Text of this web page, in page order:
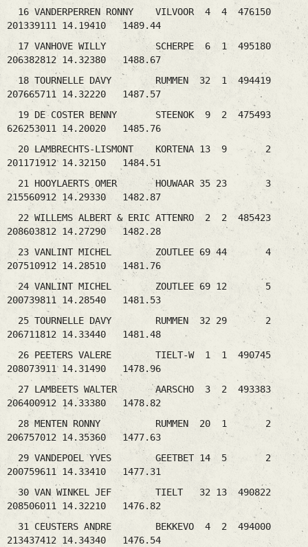
16 VANDERPERREN RONNY VILVOOR 4 4 476150
201339111 14.19410 1489.44
17 VANHOVE WILLY SCHERPE 6 1 495180
206382812 14.32380 1488.67
18 TOURNELLE DAVY RUMMEN 32 1 494419
207665711 14.32220 1487.57
19 DE COSTER BENNY STEENOK 9 2 475493
626253011 14.20020 1485.76
20 LAMBRECHTS-LISMONT KORTENA 13 9 2
201171912 14.32150 1484.51
21 HOOYLAERTS OMER HOUWAAR 35 23 3
215560912 14.29330 1482.87
22 WILLEMS ALBERT & ERIC ATTENRO 2 2 485423
208603812 14.27290 1482.28
23 VANLINT MICHEL ZOUTLEE 69 44 4
207510912 14.28510 1481.76
24 VANLINT MICHEL ZOUTLEE 69 12 5
200739811 14.28540 1481.53
25 TOURNELLE DAVY RUMMEN 32 29 2
206711812 14.33440 1481.48
26 PEETERS VALERE TIELT-W 1 1 490745
208073911 14.31490 1478.96
27 LAMBEETS WALTER AARSCHO 3 2 493383
206400912 14.33380 1478.82
28 MENTEN RONNY RUMMEN 20 1 2
206757012 14.35360 1477.63
29 VANDEPOEL YVES GEETBET 14 5 2
200759611 14.33410 1477.31
30 VAN WINKEL JEF TIELT 32 13 490822
208506011 14.32210 1476.82
31 CEUSTERS ANDRE BEKKEVO 4 2 494000
213437412 14.34340 1476.54